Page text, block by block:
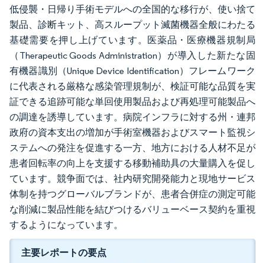
低侵襲・日帰り手術モデルへの全国的な移行が、使い捨て
製品、診断キット、高スループット滅菌機器全般にわたる
基礎需要を押し上げています。医薬品・医療機器規制局
（Therapeutic Goods Administration）が導入した新たな固
有機器識別（Unique Device Identification）フレームワーク
に代表される厳格な感染管理規制が、検証可能な品質を実
証できる追跡可能な単回使用製品および再処理可能製品へ
の調達を誘導しています。病院インフラに対する州・連邦
政府の資本支出の増加が手術室機器およびスマート監視シ
ステムへの発注を促進する一方、地方における人材不足が
患者回転率の向上を支援する移動補助具の大量購入を促し
ています。競争面では、社内研究開発能力と現地サービス
体制を持つグローバルブランドが、患者合併症の測定可能
な削減に製品性能を結びつけるバリューベース契約を重視
するようになっています。
主要レポートの要点